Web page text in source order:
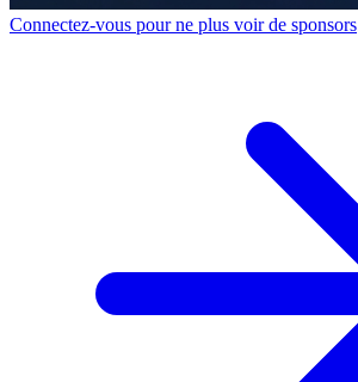
Connectez-vous pour ne plus voir de sponsors